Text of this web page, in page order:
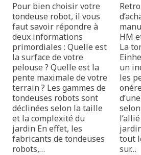
Pour bien choisir votre
tondeuse robot, il vous
faut savoir répondre à
deux informations
primordiales : Quelle est
la surface de votre
pelouse ? Quelle est la
pente maximale de votre
terrain ? Les gammes de
tondeuses robots sont
déclinées selon la taille
et la complexité du
jardin En effet, les
fabricants de tondeuses
robots,…
HM
La
un
les
tout
sur…